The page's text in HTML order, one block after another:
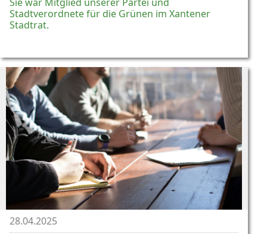
Stadtverordnete für die Grünen im Xantener
Stadtrat.
28.04.2025